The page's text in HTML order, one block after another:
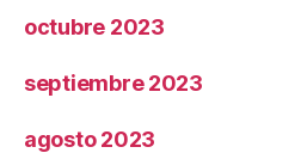
octubre 2023
septiembre 2023
agosto 2023